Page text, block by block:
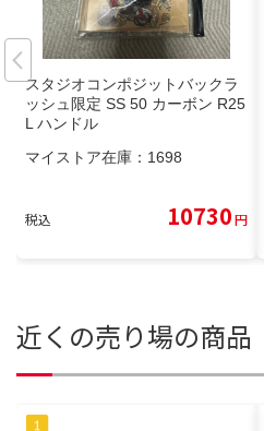
スタジオコンポジットバックラ
ッシュ限定 SS 50 カーボン R25
L ハンドル
マイストア在庫： 1698
税込 10730円
近くの売り場の商品